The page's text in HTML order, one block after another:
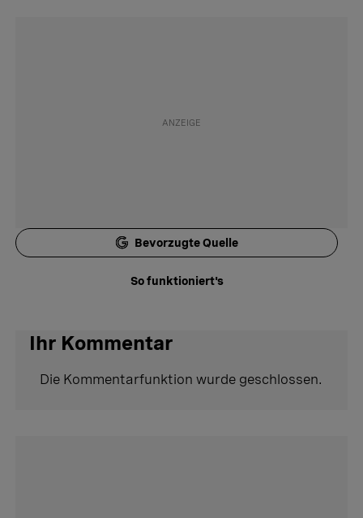
Bevorzugte Quelle
So funktioniert's
Ihr Kommentar
Die Kommentarfunktion wurde geschlossen.